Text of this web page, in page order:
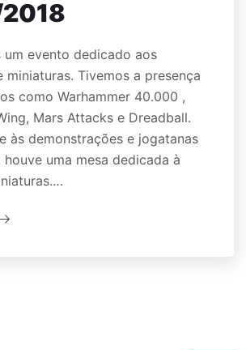
um evento dedicado aos
miniaturas. Tivemos a presença
como Warhammer 40.000 ,
Mars Attacks e Dreadball.
às demonstrações e jogatanas
houve uma mesa dedicada à